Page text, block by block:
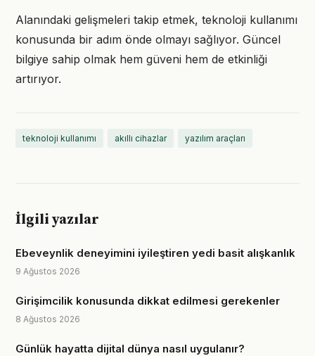
Alanındaki gelişmeleri takip etmek, teknoloji kullanımı
konusunda bir adım önde olmayı sağlıyor. Güncel
bilgiye sahip olmak hem güveni hem de etkinliği
artırıyor.
teknoloji kullanımı akıllı cihazlar yazılım araçları
İlgili yazılar
Ebeveynlik deneyimini iyileştiren yedi basit alışkanlık
9 Ağustos 2026
Girişimcilik konusunda dikkat edilmesi gerekenler
8 Ağustos 2026
Günlük hayatta dijital dünya nasıl uygulanır?